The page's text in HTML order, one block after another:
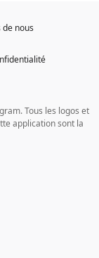
Tous les logos et
application sont la
de nous